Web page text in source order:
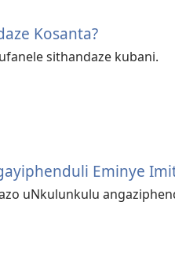
Kosanta?
sithandaze kubani.
Eminye
uNkulunkulu